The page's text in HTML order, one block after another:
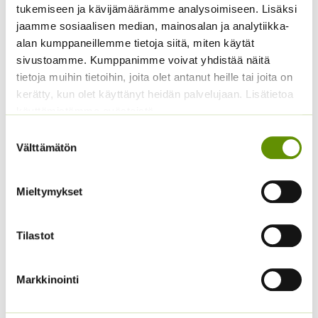
tukemiseen ja kävijämäärämme analysoimiseen. Lisäksi
jaamme sosiaalisen median, mainosalan ja analytiikka-
alan kumppaneillemme tietoja siitä, miten käytät
sivustoamme. Kumppanimme voivat yhdistää näitä
tietoja muihin tietoihin, joita olet antanut heille tai joita on
kerätty, kun olet käyttänyt heidän palvelujaan. Lisätietoa
valinta
Välttämätön
Mieltymykset
Tilastot
Markkinointi
3,50 €
-
17,50 €
arvonlisäveron
4,40€ – 22,50€Hintaluokka:
4,40 €
-
22,50 €
Sisältää
arvonlisäveron
Kiinanritarinkannus
Siperianunikko Garden
Sisältää arvonlisäveron